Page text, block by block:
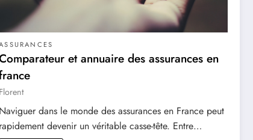
et annuaire des assurances en
Florent
Naviguer dans le monde des assurances en France peut
rapidement devenir un véritable casse-tête. Entre…